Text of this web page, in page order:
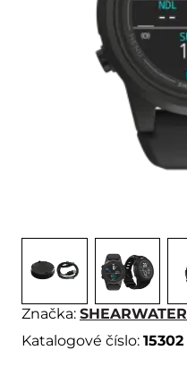
Značka: SHEARWATER
Katalogové číslo: 15302